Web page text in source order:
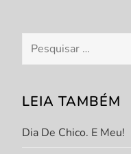
P
o
s
t
Pesquisar
por:
LEIA TAMBÉM
Dia De Chico. E Meu!